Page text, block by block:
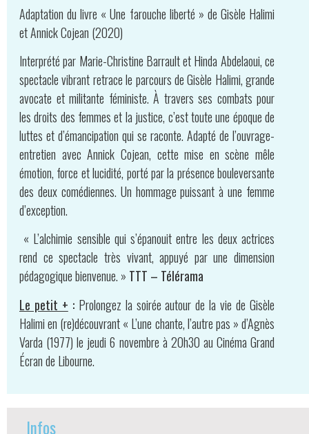
Adaptation du livre « Une farouche liberté » de Gisèle Halimi
et Annick Cojean (2020)
Interprété par Marie-Christine Barrault et Hinda Abdelaoui, ce
spectacle vibrant retrace le parcours de Gisèle Halimi, grande
avocate et militante féministe. À travers ses combats pour
les droits des femmes et la justice, c’est toute une époque de
luttes et d’émancipation qui se raconte. Adapté de l’ouvrage-
entretien avec Annick Cojean, cette mise en scène mêle
émotion, force et lucidité, porté par la présence bouleversante
des deux comédiennes. Un hommage puissant à une femme
d’exception.
« L’alchimie sensible qui s’épanouit entre les deux actrices
rend ce spectacle très vivant, appuyé par une dimension
pédagogique bienvenue. » TTT – Télérama
Le petit + :Prolongez la soirée autour de la vie de Gisèle
Halimi en (re)découvrant « L’une chante, l’autre pas » d’Agnès
Varda (1977) le jeudi 6 novembre à 20h30 au Cinéma Grand
Écran de Libourne.
Infos